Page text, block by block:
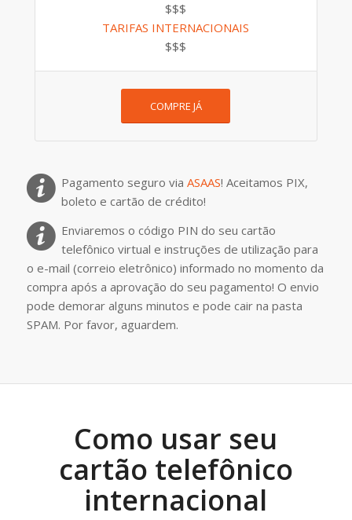
$$$
TARIFAS INTERNACIONAIS
$$$
COMPRE JÁ
Pagamento seguro viaASAAS! Aceitamos PIX,
boleto e cartão de crédito!
Enviaremos o código PIN do seu cartão
telefônico virtual e instruções de utilização para
o e-mail (correio eletrônico) informado no momento da
compra após a aprovação do seu pagamento! O envio
pode demorar alguns minutos e pode cair na pasta
SPAM. Por favor, aguardem.
Como usar seu
cartão telefônico
internacional